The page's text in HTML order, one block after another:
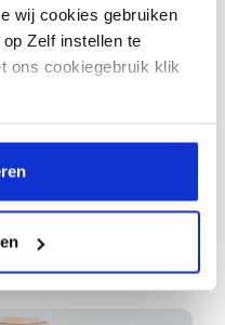
wij cookies gebruiken
Zelf instellen te
ons cookiegebruik klik
alleen te